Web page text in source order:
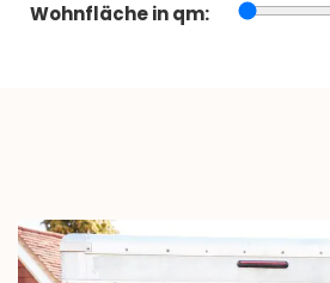
Wohnfläche in qm: